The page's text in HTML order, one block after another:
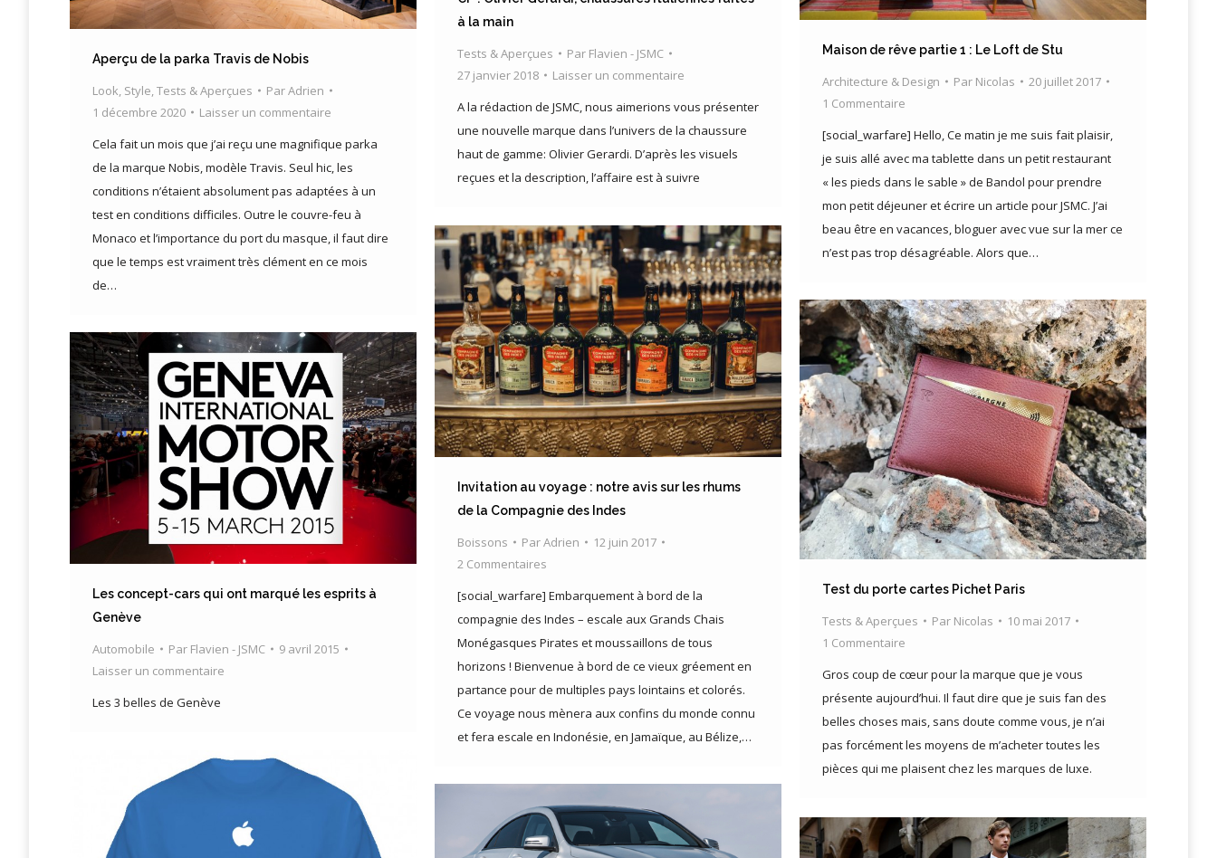
Aperçu de la parka Travis de Nobis
Look Style Tests & Aperçues ParAdrien
1 décembre 2020
Laisser un commentaire
Cela fait un mois que j’ai reçu une magnifique parka
de la marque Nobis, modèle Travis. Seul hic, les
conditions n’étaient absolument pas adaptées à un
test en conditions difficiles. Outre le couvre-feu à
Monaco et l’importance du port du masque, il faut dire
que le temps est vraiment très clément en ce mois
de…
à la main
Tests & Aperçues Par Flavien - JSMC
27 janvier 2018
Laisser un commentaire
A la rédaction de JSMC, nous aimerions vous présenter
une nouvelle marque dans l’univers de la chaussure
haut de gamme: Olivier Gerardi. D’après les visuels
reçues et la description, l’affaire est à suivre
Maison de rêve partie 1 : Le Loft de Stu
Architecture & Design Par Nicolas
20 juillet 2017
1 Commentaire
[social_warfare] Hello, Ce matin je me suis fait plaisir,
je suis allé avec ma tablette dans un petit restaurant
« les pieds dans le sable » de Bandol pour prendre
mon petit déjeuner et écrire un article pour JSMC. J’ai
beau être en vacances, bloguer avec vue sur la mer ce
n’est pas trop désagréable. Alors que…
Invitation au voyage : notre avis sur les rhums
de la Compagnie des Indes
Boissons ParAdrien
12 juin 2017
2 Commentaires
[social_warfare] Embarquement à bord de la
compagnie des Indes – escale aux Grands Chais
Monégasques Pirates et moussaillons de tous
horizons ! Bienvenue à bord de ce vieux gréement en
partance pour de multiples pays lointains et colorés.
Ce voyage nous mènera aux confins du monde connu
et fera escale en Indonésie, en Jamaïque, au Bélize,…
Test du porte cartes Pichet Paris
Tests & Aperçues Par Nicolas
10 mai 2017
1 Commentaire
Gros coup de cœur pour la marque que je vous
présente aujourd’hui. Il faut dire que je suis fan des
belles choses mais, sans doute comme vous, je n’ai
pas forcément les moyens de m’acheter toutes les
pièces qui me plaisent chez les marques de luxe.
Les concept-cars qui ont marqué les esprits à
Genève
Automobile Par Flavien - JSMC
9 avril 2015
Laisser un commentaire
Les 3 belles de Genève